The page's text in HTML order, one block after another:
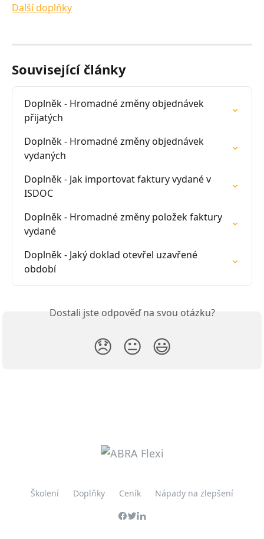
Další doplňky
Související články
Doplněk - Hromadné změny objednávek
přijatých
Doplněk - Hromadné změny objednávek
vydaných
Doplněk - Jak importovat faktury vydané v
ISDOC
Doplněk - Hromadné změny položek faktury
vydané
Doplněk - Jaký doklad otevřel uzavřené
období
Dostali jste odpověď na svou otázku?
😞 😐 😃
Školení Doplňky Ceník Nápady na zlepšení